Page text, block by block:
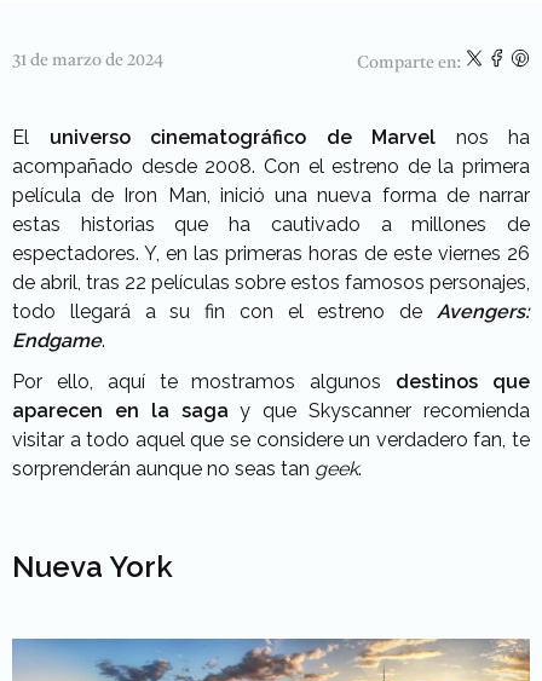
31 de marzo de 2024 Comparte en:
El universo cinematográfico de Marvel nos ha
acompañado desde 2008. Con el estreno de la primera
película de Iron Man, inició una nueva forma de narrar
estas historias que ha cautivado a millones de
espectadores. Y, en las primeras horas de este viernes 26
de abril, tras 22 películas sobre estos famosos personajes,
todo llegará a su fin con el estreno de Avengers:
Endgame.
Por ello, aquí te mostramos algunos destinos que
aparecen en la saga y que Skyscanner recomienda
visitar a todo aquel que se considere un verdadero fan, te
sorprenderán aunque no seas tan geek.
Nueva York